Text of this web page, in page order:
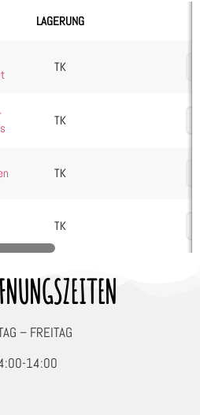
LAGERUNG
TK
TK
TK
TK
– FREITAG
14:00